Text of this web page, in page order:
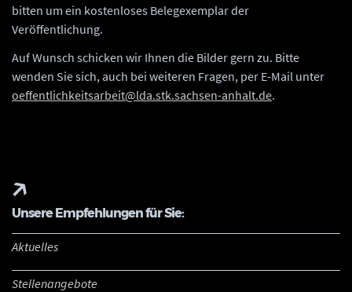
bitten um ein kostenloses Belegexemplar der
Veröffentlichung.
Auf Wunsch schicken wir Ihnen die Bilder gern zu. Bitte
wenden Sie sich, auch bei weiteren Fragen, per E-Mail unter
oeffentlichkeitsarbeit@lda.stk.sachsen-anhalt.de.
Unsere Empfehlungen für Sie:
Aktuelles
Stellenangebote